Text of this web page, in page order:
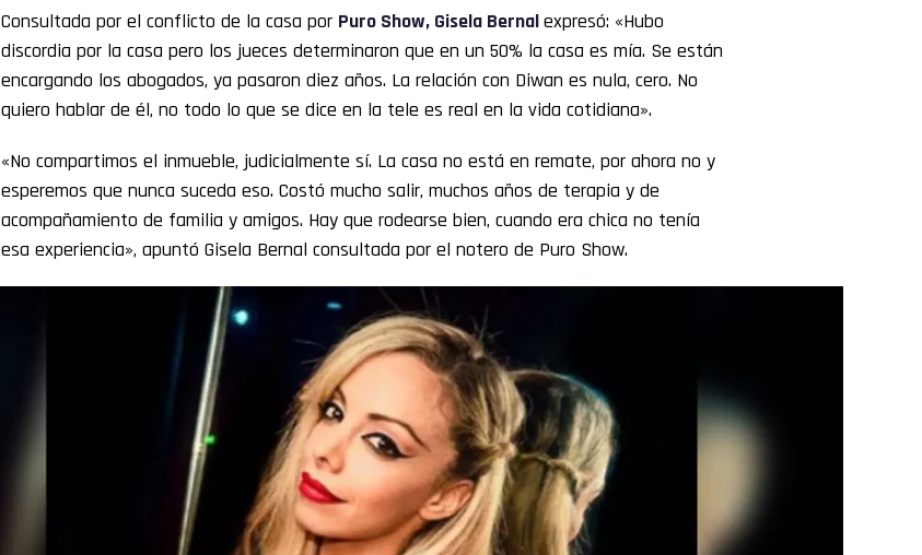
Consultada por el conflicto de la casa por Puro Show, Gisela Bernalexpresó: «Hubo
discordia por la casa pero los jueces determinaron que en un 50% la casa es mía. Se están
encargando los abogados, ya pasaron diez años. La relación con Diwan es nula, cero. No
quiero hablar de él, no todo lo que se dice en la tele es real en la vida cotidiana».
«No compartimos el inmueble, judicialmente sí. La casa no está en remate, por ahora no y
esperemos que nunca suceda eso. Costó mucho salir, muchos años de terapia y de
acompañamiento de familia y amigos. Hay que rodearse bien, cuando era chica no tenía
esa experiencia», apuntó Gisela Bernal consultada por el notero de Puro Show.